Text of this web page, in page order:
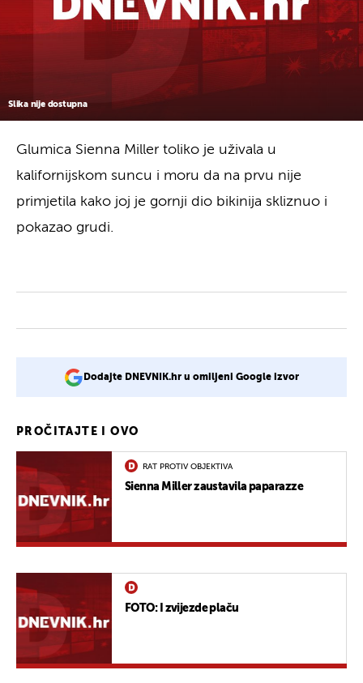
Slika nije dostupna
Glumica Sienna Miller toliko je uživala u
kalifornijskom suncu i moru da na prvu nije
primjetila kako joj je gornji dio bikinija skliznuo i
pokazao grudi.
Dodajte DNEVNIK.hr u omiljeni Google izvor
PROČITAJTE I OVO
RAT PROTIV OBJEKTIVA
Sienna Miller zaustavila paparazze
FOTO: I zvijezde plaču